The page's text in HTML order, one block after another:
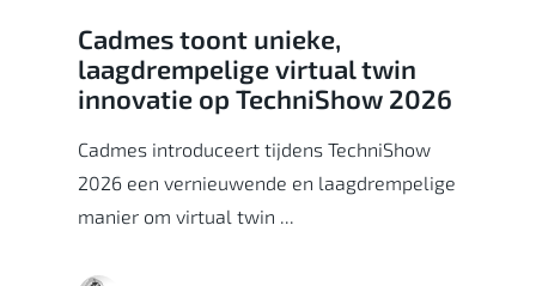
Cadmes toont unieke,
laagdrempelige virtual twin
innovatie op TechniShow 2026
Cadmes introduceert tijdens TechniShow
2026 een vernieuwende en laagdrempelige
manier om virtual twin ...